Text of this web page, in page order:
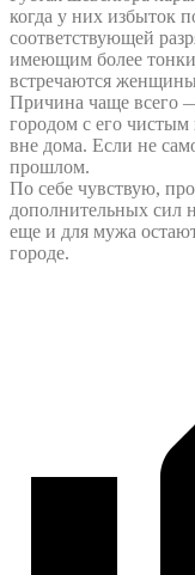
когда у них избыток
соответствующей
имеющим более
встречаются
Причина чаще всего
городом с его
вне дома. Если не
прошлом.
По себе чувствую,
дополнительных сил
еще и для мужа
городе.